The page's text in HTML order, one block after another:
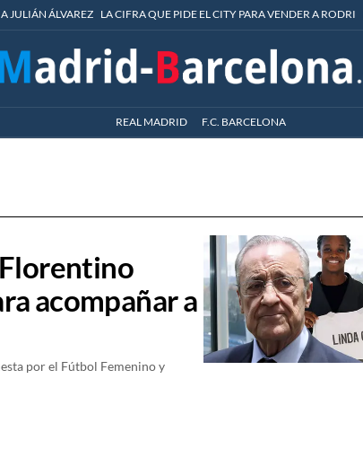
JULIÁN ÁLVAREZ LA CIFRA QUE PIDE EL CITY PARA VENDER A RODRI
REAL MADRID F.C. BARCELONA
acompañar a
por el Fútbol Femenino y